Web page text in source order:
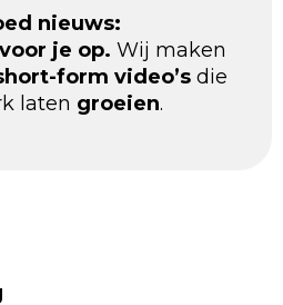
nieuws:
je op. Wij maken
form video’sdie
laten groeien.